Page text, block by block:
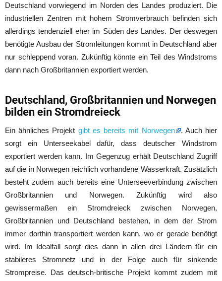
Deutschland vorwiegend im Norden des Landes produziert. Die
industriellen Zentren mit hohem Stromverbrauch befinden sich
allerdings tendenziell eher im Süden des Landes. Der deswegen
benötigte Ausbau der Stromleitungen kommt in Deutschland aber
nur schleppend voran. Zukünftig könnte ein Teil des Windstroms
dann nach Großbritannien exportiert werden.
Deutschland, Großbritannien und Norwegen
bilden ein Stromdreieck
Ein ähnliches Projekt gibt es bereits mit Norwegen
. Auch hier
sorgt ein Unterseekabel dafür, dass deutscher Windstrom
exportiert werden kann. Im Gegenzug erhält Deutschland Zugriff
auf die in Norwegen reichlich vorhandene Wasserkraft. Zusätzlich
besteht zudem auch bereits eine Unterseeverbindung zwischen
Großbritannien und Norwegen. Zukünftig wird also
gewissermaßen ein Stromdreieck zwischen Norwegen,
Großbritannien und Deutschland bestehen, in dem der Strom
immer dorthin transportiert werden kann, wo er gerade benötigt
wird. Im Idealfall sorgt dies dann in allen drei Ländern für ein
stabileres Stromnetz und in der Folge auch für sinkende
Strompreise. Das deutsch-britische Projekt kommt zudem mit